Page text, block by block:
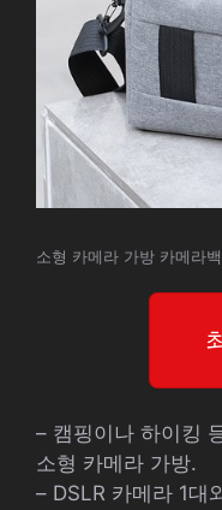
소형 카메라 가방 카메라
– 캠핑이나 하이킹
소형 카메라 가방.
– DSLR 카메라 1대